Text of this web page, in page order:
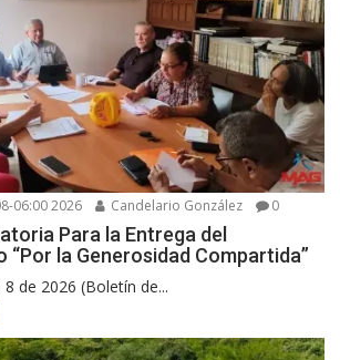
06:00 2026 Candelario González 0
Para la Entrega del
“Por la Generosidad Compartida”
de 2026 (Boletín de...